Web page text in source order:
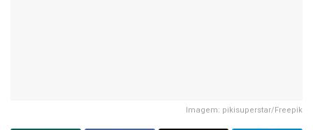
Imagem: pikisuperstar/Freepik